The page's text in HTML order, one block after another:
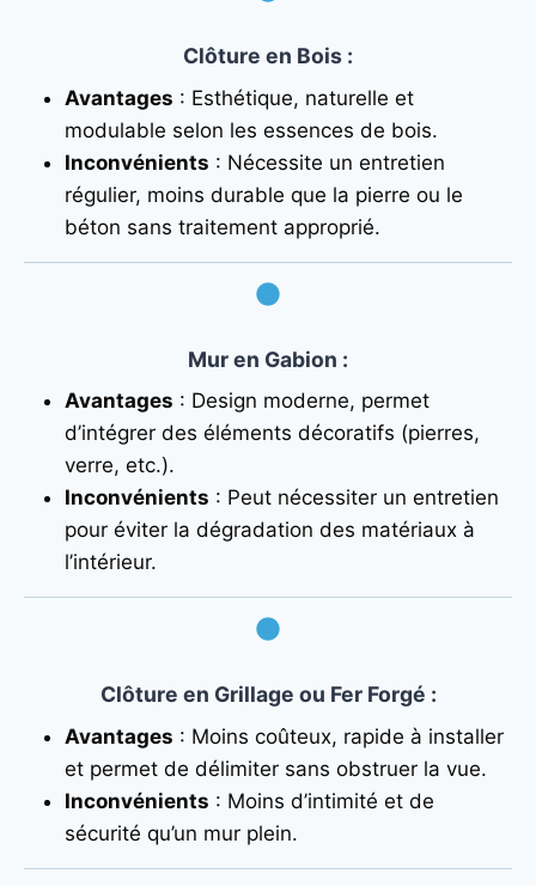
Clôture en Bois :
Avantages : Esthétique, naturelle et
modulable selon les essences de bois.
Inconvénients : Nécessite un entretien
régulier, moins durable que la pierre ou le
béton sans traitement approprié.
Mur en Gabion :
Avantages : Design moderne, permet
d’intégrer des éléments décoratifs (pierres,
verre, etc.).
Inconvénients : Peut nécessiter un entretien
pour éviter la dégradation des matériaux à
l’intérieur.
Clôture en Grillage ou Fer Forgé :
Avantages : Moins coûteux, rapide à installer
et permet de délimiter sans obstruer la vue.
Inconvénients : Moins d’intimité et de
sécurité qu’un mur plein.